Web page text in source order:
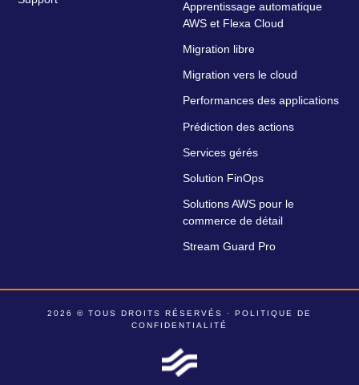
Apprentissage automatique
AWS et Flexa Cloud
Migration libre
Migration vers le cloud
Performances des applications
Prédiction des actions
Services gérés
Solution FinOps
Solutions AWS pour le
commerce de détail
Stream Guard Pro
2026 © TOUS DROITS RÉSERVÉS · POLITIQUE DE
CONFIDENTIALITÉ